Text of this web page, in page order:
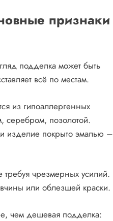
признаки
подделка может быть
всё по местам.
из гипоаллергенных
серебром, позолотой.
изделие покрыто эмалью –
чрезмерных усилий.
или облезшей краски.
чем дешевая подделка: